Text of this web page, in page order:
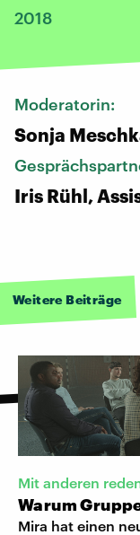
2018
Moderatorin:
Sonja
Iris Rühl,
Weitere Beiträge
Mit anderen
Warum
Mira hat einen